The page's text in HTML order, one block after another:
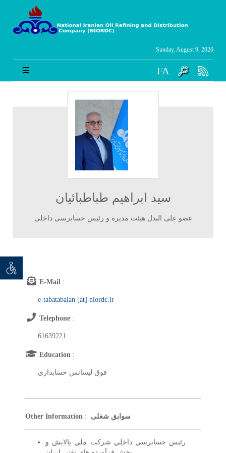
Sunday, August 9, 2026
FA
توان
سید ابراهیم طباطبائیان
عضو علی البدل هیئت مدیره و رئیس حسابرسی داخلی
E-Mail :
e-tabatabaian [at] niordc.ir
Telephone :
61639221
Education :
فوق ليسانس حسابداري
Other Information : سوابق شغلی
رئيس حسابرسي داخلي شركت ملي پالايش و